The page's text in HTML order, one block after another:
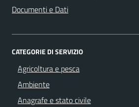
Documenti e Dati
CATEGORIE DI SERVIZIO
Agricoltura e pesca
Ambiente
Anagrafe e stato civile